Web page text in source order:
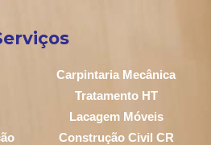
Carpintaria Mecânica
Tratamento HT
Lacagem Móveis
Construção Civil CR